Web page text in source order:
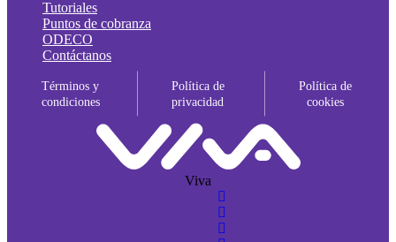
Tutoriales
Puntos de cobranza
ODECO
Contáctanos
Términos y
condiciones
Política de
privacidad
Política de
cookies
Viva